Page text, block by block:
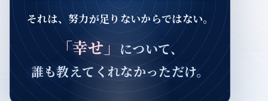
それは、努力が足りないからではない。
「幸せ」
について、
誰も教えてくれなかっただけ。